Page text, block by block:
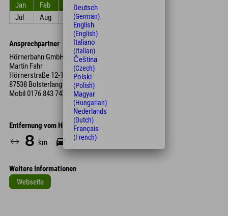
Jan
Feb Mrz Apr
Jul
Aug Sep Okt
Ansprechpartner
Hörnerbahn GmbH & Co. KG
Martin Fahr
Hörnerstraße 12-16
87538 Bolsterlang
Mobil0176 843 743 33
Entfernung vom Hotel
8 km 17 Min.
Weitere Informationen
Webseite
Deutsch
(German)
English
(English)
Italiano
(Italian)
Čeština
(Czech)
Polski
(Polish)
Magyar
(Hungarian)
Nederlands
(Dutch)
Français
(French)